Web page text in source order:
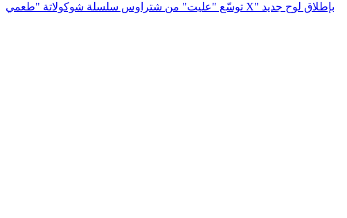
توسّع "عليت" من شتراوس سلسلة شوكولاتة "طعمي X" بإطلاق لوح جديد